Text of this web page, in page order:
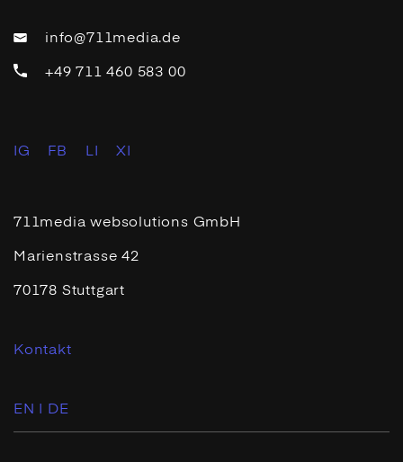
info@711media.de
+49 711 460 583 00
IG FB LI XI
711media websolutions GmbH
Marienstrasse 42
70178 Stuttgart
Kontakt
EN | DE